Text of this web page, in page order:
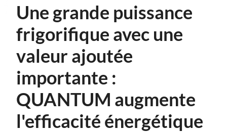
Une grande puissance
frigorifique avec une
valeur ajoutée
importante :
QUANTUM augmente
l'efficacité énergétique